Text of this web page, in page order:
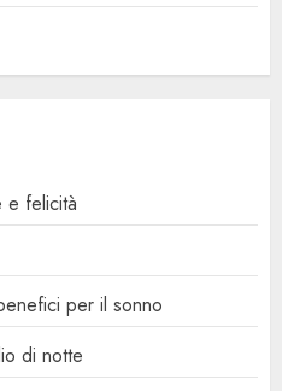
e felicità
per il sonno
di notte